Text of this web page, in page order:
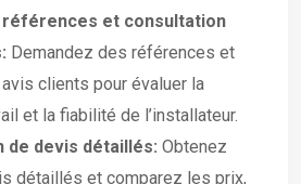
références et consultation
Demandez des références et
clients pour évaluer la
et la fiabilité de l’installateur.
de devis détaillés: Obtenez
détaillés et comparez les prix,